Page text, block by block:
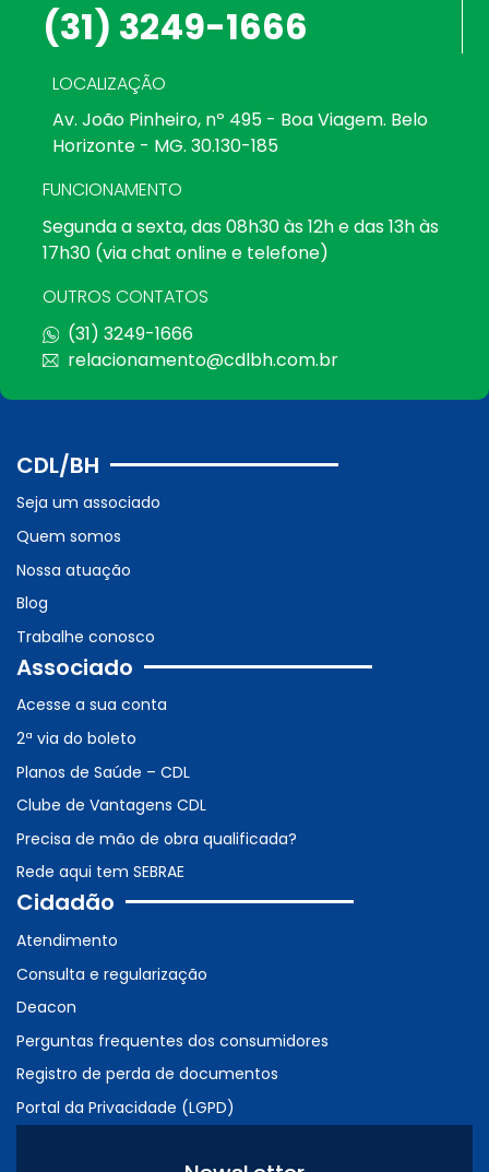
(31) 3249-1666
LOCALIZAÇÃO
Av. João Pinheiro, nº 495 - Boa Viagem. Belo
Horizonte - MG. 30.130-185
FUNCIONAMENTO
Segunda a sexta, das 08h30 às 12h e das 13h às
17h30 (via chat online e telefone)
OUTROS CONTATOS
(31) 3249-1666
relacionamento@cdlbh.com.br
CDL/BH
Seja um associado
Quem somos
Nossa atuação
Blog
Trabalhe conosco
Associado
Acesse a sua conta
2ª via do boleto
Planos de Saúde – CDL
Clube de Vantagens CDL
Precisa de mão de obra qualificada?
Rede aqui tem SEBRAE
Cidadão
Atendimento
Consulta e regularização
Deacon
Perguntas frequentes dos consumidores
Registro de perda de documentos
Portal da Privacidade (LGPD)